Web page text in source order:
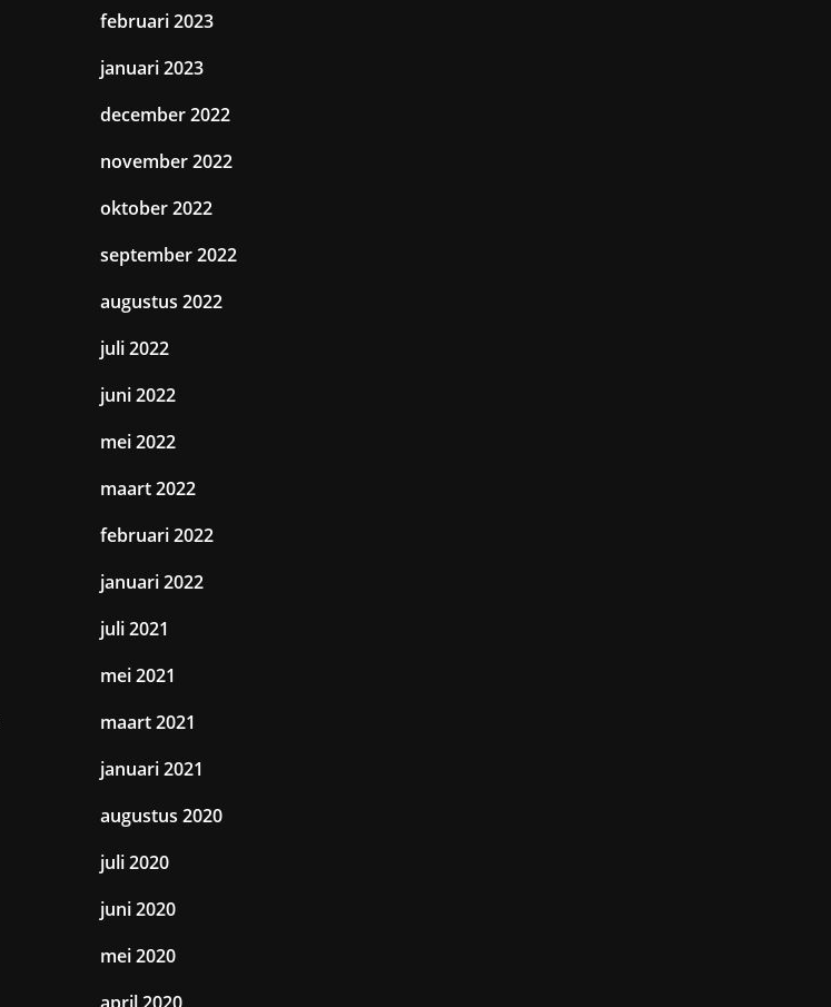
februari 2023
januari 2023
december 2022
november 2022
oktober 2022
september 2022
augustus 2022
juli 2022
juni 2022
mei 2022
maart 2022
februari 2022
januari 2022
juli 2021
mei 2021
maart 2021
januari 2021
augustus 2020
juli 2020
juni 2020
mei 2020